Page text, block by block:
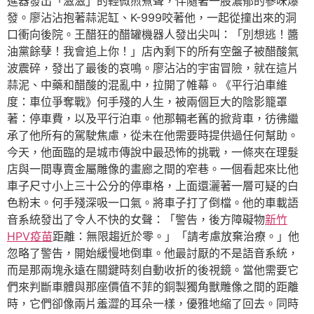
發。廖沾沾抱著蒜泥缸、K-999咬著他，一起從撞出來的洞
口衝向後院。王醋狂的醋罐機器人發出尖叫：「別想逃！醬
油黨餘孽！我會追上你！」店內剩下的所有空盤子被醋酸氣
波震碎，發出了最後的哀鳴。廖沾沾的宇宙冒險，就在這片
蒜泥、中藥和醋酸的混亂中，拉開了帷幕。《平行泊車維
度：車位爭奪戰》何手殘的人生，被兩個巨大的陰影籠罩
著：停車費，以及平行泊車。他那輛老舊的掀背車，彷彿繼
承了他所有的駕駛焦慮，從未在他需要時提供過任何幫助。
今天，他面臨的是城市傳說中最恐怖的挑戰，一條夾在理髮
店與一間專賣金屬雕像的畫廊之間的窄巷。一個看起來比他
車子尺寸小上三十公分的停車格，上面還灑著一層可疑的白
色粉末。何手殘深吸一口氣。將車子打了倒檔。他的車載語
音系統發出了令人不快的女聲：「警告，後方障礙物新竹
HPV疫苗距離：無限趨近於零。」「請考慮放棄治療。」他
忽略了警告，開始緩慢地倒車。他最討厭的不是語音系統，
而是那兩塊永遠在關鍵時刻自動收折的後視鏡。當他需要它
們來判斷車體與那座價值不菲的銅製獨角獸雕像之間的距離
時，它們卻像兩片羞澀的耳朵一樣，優雅地縮了回去。同時